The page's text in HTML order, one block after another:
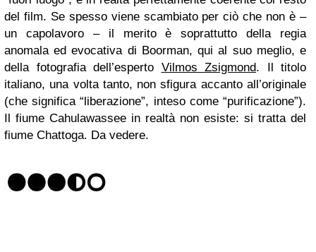
del film. Se spesso viene scambiato per ciò che non è –
un capolavoro – il merito è soprattutto della regia
anomala ed evocativa di Boorman, qui al suo meglio, e
della fotografia dell’esperto Vilmos Zsigmond. Il titolo
italiano, una volta tanto, non sfigura accanto all’originale
(che significa “liberazione”, inteso come “purificazione”).
Il fiume Cahulawassee in realtà non esiste: si tratta del
fiume Chattoga. Da vedere.